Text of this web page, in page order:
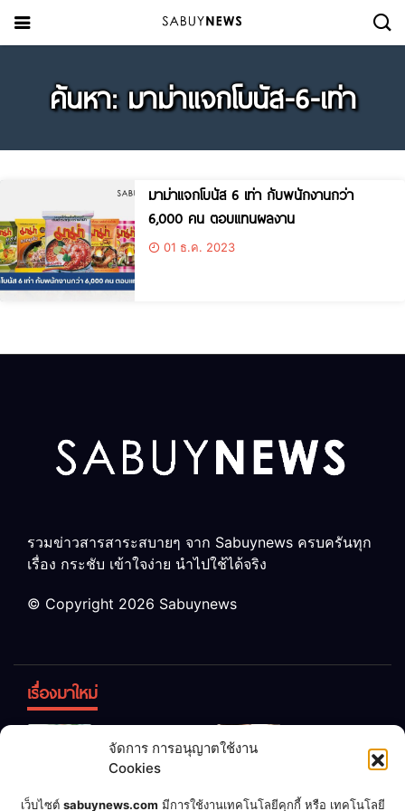
จัดการ การอนุญาตใช้งาน
Cookies
เว็บไซต์ sabuynews.com มีการใช้งานเทคโนโลยีคุกกี้ หรือ เทคโนโลยี
ค้นหา: มาม่าแจกโบนัส-6-เท่า
มาม่าแจกโบนัส 6 เท่า กับพนักงานกว่า
6,000 คน ตอบแทนผลงาน
01 ธ.ค. 2023
รวมข่าวสารสาระสบายๆ จาก Sabuynews ครบครันทุก
เรื่อง กระชับ เข้าใจง่าย นำไปใช้ได้จริง
© Copyright 2026 Sabuynews
เรื่องมาใหม่
ทิ้ง! เปลี่ยน
เป็น “ปุ๋ย
จุลินทรีย์”
หญิง 12 ขวบ
แต่งงานกับ
เชื่อพ่อแล้ว เจ้าของคาร์